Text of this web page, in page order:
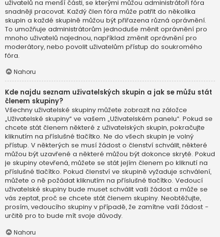
uživatelů na menší části, se kterými můžou administrátoři fóra
snadněji pracovat. Každý člen fóra může patřit do několika
skupin a každé skupině můžou být přiřazena různá oprávnění.
To umožňuje administrátorům jednoduše měnit oprávnění pro
mnoho uživatelů najednou, například změnit oprávnění pro
moderátory, nebo povolit uživatelům přístup do soukromého
fóra.
Nahoru
Kde najdu seznam uživatelských skupin a jak se můžu stát
členem skupiny?
Všechny uživatelské skupiny můžete zobrazit na záložce
„Uživatelské skupiny“ ve vašem „Uživatelském panelu“. Pokud se
chcete stát členem některé z uživatelských skupin, pokračujte
kliknutím na příslušné tlačítko. Ne do všech skupin je volný
přístup. V některých se musí žádost o členství schválit, některé
můžou být uzavřené a některé můžou být dokonce skryté. Pokud
je skupiny otevřená, můžete se stát jejím členem po kliknutí na
příslušné tlačítko. Pokud členství ve skupině vyžaduje schválení,
můžete o ně požádat kliknutím na příslušné tlačítko. Vedoucí
uživatelské skupiny bude muset schválit vaši žádost a může se
vás zeptat, proč se chcete stát členem skupiny. Neobtěžujte,
prosím, vedoucího skupiny v případě, že zamítne vaši žádost -
určitě pro to bude mít svoje důvody.
Nahoru